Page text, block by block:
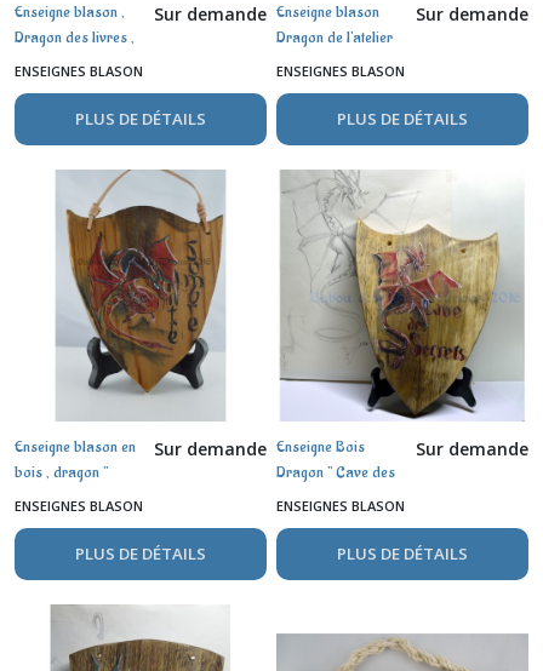
Enseigne blason ,
Dragon des livres ,
aquarelle sur bois
Sur demande
ENSEIGNES BLASON
PLUS DE DÉTAILS
Enseigne blason
Dragon de l'atelier
de magie ,
Sur demande
ENSEIGNES BLASON
PLUS DE DÉTAILS
Enseigne blason en
bois , dragon "
Antre Sombre " ,
Sur demande
ENSEIGNES BLASON
PLUS DE DÉTAILS
Enseigne Bois
Dragon " Cave des
Secrets " ,
Sur demande
ENSEIGNES BLASON
PLUS DE DÉTAILS